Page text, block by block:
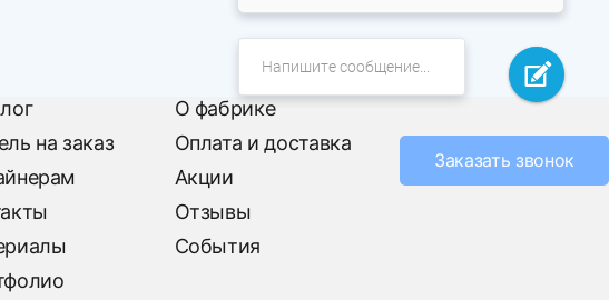
на заказ
О фабрике
Оплата и доставка
Акции
Отзывы
События
Заказать звонок